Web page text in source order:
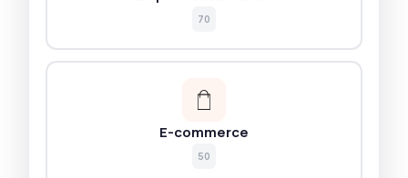
70
E-commerce
50